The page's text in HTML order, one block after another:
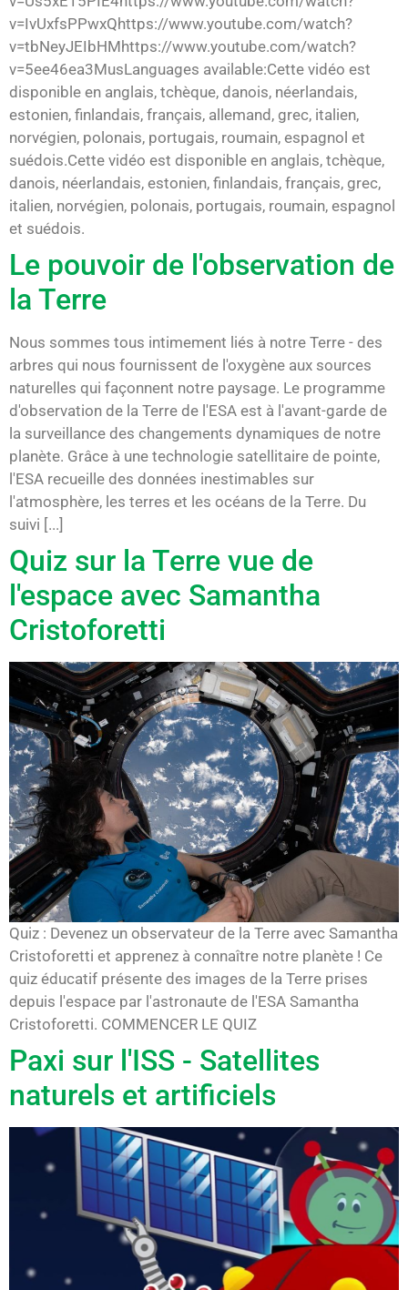
v=IvUxfsPPwxQhttps://www.youtube.com/watch?
v=tbNeyJEIbHMhttps://www.youtube.com/watch?
v=5ee46ea3MusLanguages available:Cette vidéo est
disponible en anglais, tchèque, danois, néerlandais,
estonien, finlandais, français, allemand, grec, italien,
norvégien, polonais, portugais, roumain, espagnol et
suédois.Cette vidéo est disponible en anglais, tchèque,
danois, néerlandais, estonien, finlandais, français, grec,
italien, norvégien, polonais, portugais, roumain, espagnol
et suédois.
Le pouvoir de l'observation de
la Terre
Nous sommes tous intimement liés à notre Terre - des
arbres qui nous fournissent de l'oxygène aux sources
naturelles qui façonnent notre paysage. Le programme
d'observation de la Terre de l'ESA est à l'avant-garde de
la surveillance des changements dynamiques de notre
planète. Grâce à une technologie satellitaire de pointe,
l'ESA recueille des données inestimables sur
l'atmosphère, les terres et les océans de la Terre. Du
suivi [...]
Quiz sur la Terre vue de
l'espace avec Samantha
Cristoforetti
Quiz : Devenez un observateur de la Terre avec Samantha
Cristoforetti et apprenez à connaître notre planète ! Ce
quiz éducatif présente des images de la Terre prises
depuis l'espace par l'astronaute de l'ESA Samantha
Cristoforetti. COMMENCER LE QUIZ
Paxi sur l'ISS - Satellites
naturels et artificiels